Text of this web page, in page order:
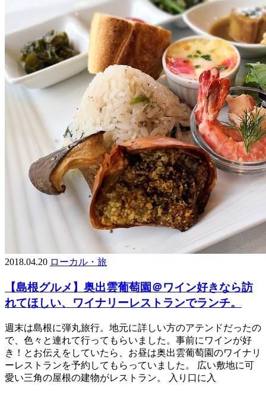
2018.04.20 ローカル・旅
【島根グルメ】奥出雲葡萄園＠ワイン好きなら訪
れてほしい、ワイナリーレストランでランチ。
週末は島根に弾丸旅行。地元に詳しい方のアテンドだったの
で、色々と連れて行ってもらいました。事前にワインが好
き！とお伝えをしていたら、お昼は奥出雲葡萄園のワイナリ
ーレストランを予約してもらっていました。 広い敷地に可
愛い三角の屋根の建物がレストラン。 入り口に入